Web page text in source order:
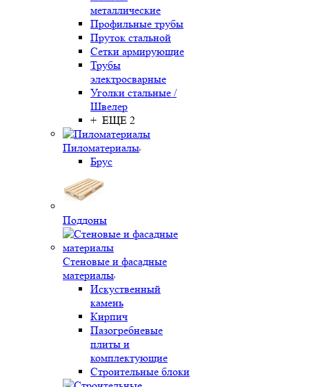
металлические
Профильные трубы
Пруток стальной
Сетки армирующие
Трубы
электросварные
Уголки стальные /
Швелер
+ ЕЩЕ 2
Пиломатериалы
Брус
Поддоны
Стеновые и фасадные
материалы
Искуственный
камень
Кирпич
Пазогребневые
плиты и
комплектующие
Строительные блоки